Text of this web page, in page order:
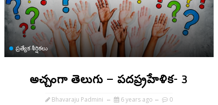
ప్రత్యేక శీర్షికలు
అచ్చంగా తెలుగు – పదప్ర్రహేళిక- 3
Bhavaraju Padmini 6 years ago 0